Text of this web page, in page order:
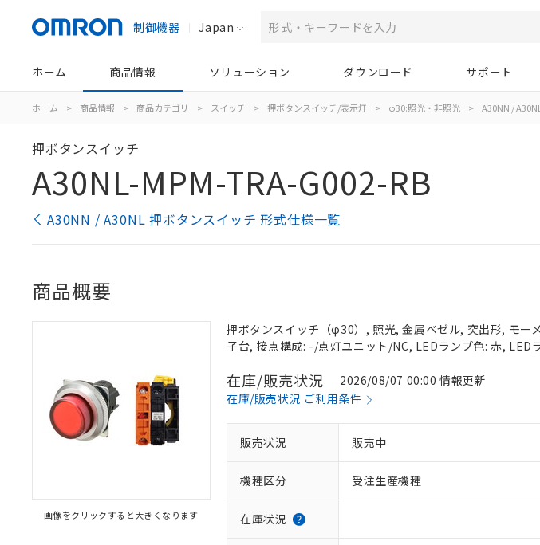
制御機器 Japan
ホーム 商品情報 ソリューション ダウンロード サポート
ホーム > 商品情報 > 商品カテゴリ > スイッチ > 押ボタンスイッチ/表示灯 > φ30:照光・非照光 > A30NN / A30NL
押ボタンスイッチ
A30NL-MPM-TRA-G002-RB
A30NN / A30NL 押ボタンスイッチ 形式仕様一覧
商品概要
画像をクリックすると大きくなります
押ボタンスイッチ（φ30）, 照光, 金属ベゼル, 突出形, モー
子台, 接点構成: -/点灯ユニット/NC, LEDランプ色: 赤, LED
在庫/販売状況
2026/08/07 00:00 情報更新
在庫/販売状況 ご利用条件
販売状況 販売中
機種区分 受注生産機種
在庫状況